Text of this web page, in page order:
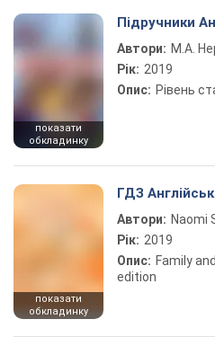
показати
обкладинку
Підручники
Автори: М.А.
Рік: 2019
Опис: Рівень
показати
обкладинку
ГДЗ
Автори: Naomi
Рік: 2019
Опис: Family
edition